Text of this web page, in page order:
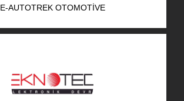
AR-GE Portal
EN
E-AUTOTREK OTOMOTIVE